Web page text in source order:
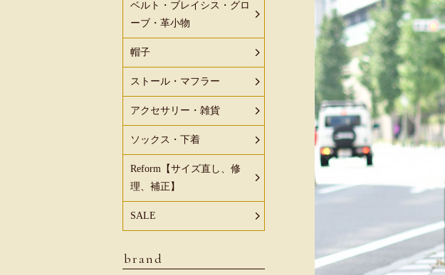
ベルト・ブレイシス・グロ
ーブ・革小物
帽子
ストール・マフラー
アクセサリー・雑貨
ソックス・下着
Reform【サイズ直し、修
理、補正】
SALE
brand